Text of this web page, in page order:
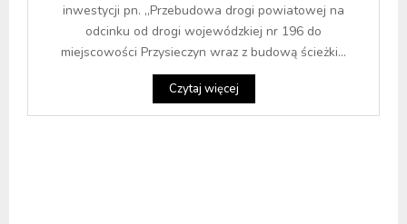
inwestycji pn. „Przebudowa drogi powiatowej na
odcinku od drogi wojewódzkiej nr 196 do
miejscowości Przysieczyn wraz z budową ścieżki...
Czytaj więcej